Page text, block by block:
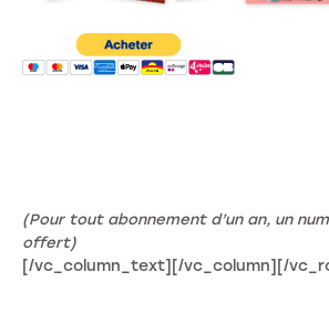
(Pour tout abonnement d’un an, un
offert)
[/vc_column_text][/vc_column][/